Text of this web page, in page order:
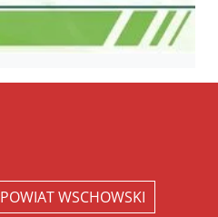
POWIAT WSCHOWSKI